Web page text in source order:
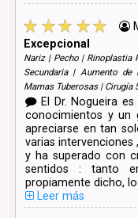
Excepcional
Nariz | Pecho | Rinoplastia
Secundaria | Aumento
Mamas Tuberosas | Cirugía
El Dr. Nogueira
conocimientos y un
apreciarse en tan
varias
y ha superado con
sentidos : tanto
propiamente dicho,
Leer más